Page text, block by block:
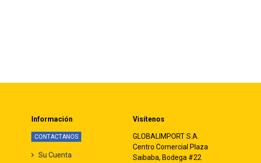
Información
CONTACTANOS
Su Cuenta
Visítenos
GLOBALIMPORT S.A.
Centro Comercial Plaza
Saibaba, Bodega #22